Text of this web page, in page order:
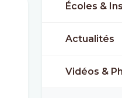
Écoles &
Actualités
Vidéos &